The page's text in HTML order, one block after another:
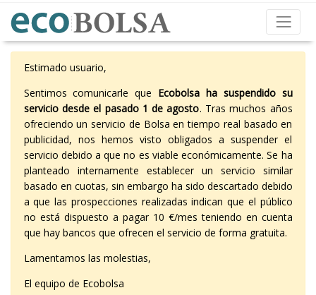
Estimado usuario,
Sentimos comunicarle que Ecobolsa ha suspendido su
servicio desde el pasado 1 de agosto. Tras muchos años
ofreciendo un servicio de Bolsa en tiempo real basado en
publicidad, nos hemos visto obligados a suspender el
servicio debido a que no es viable económicamente. Se ha
planteado internamente establecer un servicio similar
basado en cuotas, sin embargo ha sido descartado debido
a que las prospecciones realizadas indican que el público
no está dispuesto a pagar 10 €/mes teniendo en cuenta
que hay bancos que ofrecen el servicio de forma gratuita.
Lamentamos las molestias,
El equipo de Ecobolsa